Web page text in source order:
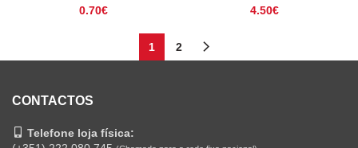
0.70€ 4.50€
1 2
CONTACTOS
Telefone loja física: